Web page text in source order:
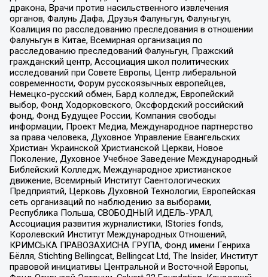
дракона, Врачи против насильственного извлечения
органов, Фалунь Дафа, Друзья Фалуньгун, Фалуньгун,
Коалиция по расследованию преследования в отношении
Фалуньгун в Китае, Всемирная организация по
расследованию преследований Фалуньгун, Пражский
гражданский центр, Ассоциация школ политических
исследований при Совете Европы, Центр либеральной
современности, Форум русскоязычных европейцев,
Немецко-русский обмен, Бард колледж, Европейский
выбор, Фонд Ходорковского, Оксфордский российский
фонд, Фонд Будущее России, Компания свободы
информации, Проект Медиа, Международное партнерство
за права человека, Духовное Управление Евангельских
Христиан Украинской Христианской Церкви, Новое
Поколение, Духовное Учебное Заведение Международный
Библейский Колледж, Международное христианское
движение, Всемирный Институт Саентологических
Предприятий, Церковь Духовной Технологии, Европейская
сеть организаций по наблюдению за выборами,
Республика Польша, СВОБОДНЫЙ ИДЕЛЬ-УРАЛ,
Ассоциация развития журналистики, IStories fonds,
Королевский Институт Международных Отношений,
КРИМСЬКА ПРАВОЗАХИСНА ГРУПА, Фонд имени Генриха
Бёлля, Stichting Bellingcat, Bellingcat Ltd, The Insider, Институт
правовой инициативы Центральной и Восточной Европы,